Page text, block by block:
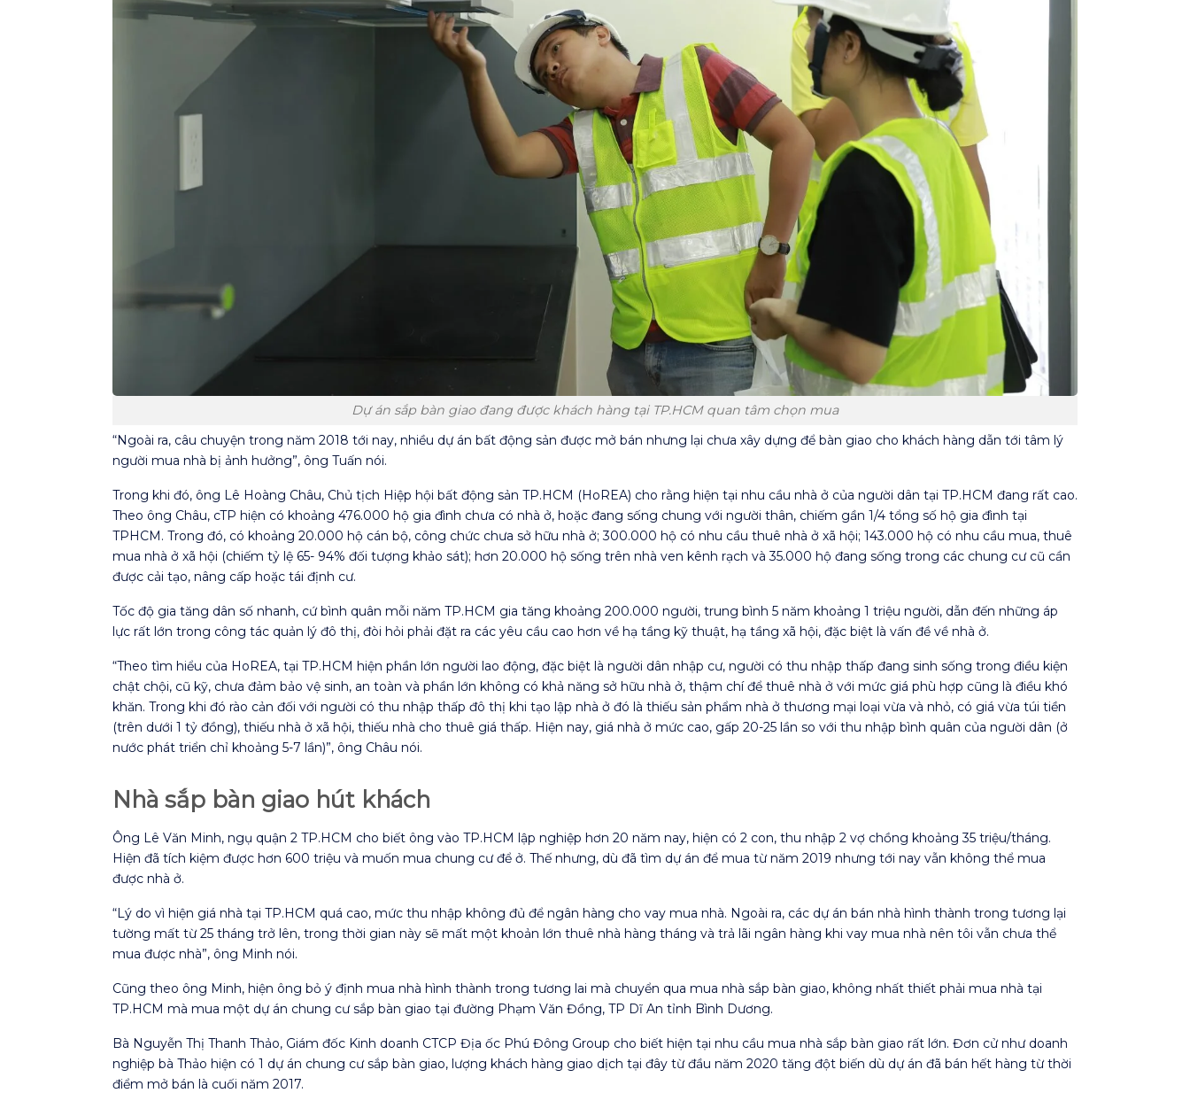
Dự án sắp bàn giao đang được khách hàng tại TP.HCM quan tâm chọn mua
“Ngoài ra, câu chuyện trong năm 2018 tới nay, nhiều dự án bất động sản được mở bán nhưng lại chưa xây dựng để bàn giao cho khách hàng dẫn tới tâm lý
người mua nhà bị ảnh hưởng”, ông Tuấn nói.
Trong khi đó, ông Lê Hoàng Châu, Chủ tịch Hiệp hội bất động sản TP.HCM (HoREA) cho rằng hiện tại nhu cầu nhà ở của người dân tại TP.HCM đang rất cao.
Theo ông Châu, cTP hiện có khoảng 476.000 hộ gia đình chưa có nhà ở, hoặc đang sống chung với người thân, chiếm gần 1/4 tổng số hộ gia đình tại
TPHCM. Trong đó, có khoảng 20.000 hộ cán bộ, công chức chưa sở hữu nhà ở; 300.000 hộ có nhu cầu thuê nhà ở xã hội; 143.000 hộ có nhu cầu mua, thuê
mua nhà ở xã hội (chiếm tỷ lệ 65- 94% đối tượng khảo sát); hơn 20.000 hộ sống trên nhà ven kênh rạch và 35.000 hộ đang sống trong các chung cư cũ cần
được cải tạo, nâng cấp hoặc tái định cư.
Tốc độ gia tăng dân số nhanh, cứ bình quân mỗi năm TP.HCM gia tăng khoảng 200.000 người, trung bình 5 năm khoảng 1 triệu người, dẫn đến những áp
lực rất lớn trong công tác quản lý đô thị, đòi hỏi phải đặt ra các yêu cầu cao hơn về hạ tầng kỹ thuật, hạ tầng xã hội, đặc biệt là vấn đề về nhà ở.
“Theo tìm hiểu của HoREA, tại TP.HCM hiện phần lớn người lao động, đặc biệt là người dân nhập cư, người có thu nhập thấp đang sinh sống trong điều kiện
chật chội, cũ kỹ, chưa đảm bảo vệ sinh, an toàn và phần lớn không có khả năng sở hữu nhà ở, thậm chí để thuê nhà ở với mức giá phù hợp cũng là điều khó
khăn. Trong khi đó rào cản đối với người có thu nhập thấp đô thị khi tạo lập nhà ở đó là thiếu sản phẩm nhà ở thương mại loại vừa và nhỏ, có giá vừa túi tiền
(trên dưới 1 tỷ đồng), thiếu nhà ở xã hội, thiếu nhà cho thuê giá thấp. Hiện nay, giá nhà ở mức cao, gấp 20-25 lần so với thu nhập bình quân của người dân (ở
nước phát triển chỉ khoảng 5-7 lần)”, ông Châu nói.
Nhà sắp bàn giao hút khách
Ông Lê Văn Minh, ngụ quận 2 TP.HCM cho biết ông vào TP.HCM lập nghiệp hơn 20 năm nay, hiện có 2 con, thu nhập 2 vợ chồng khoảng 35 triệu/tháng.
Hiện đã tích kiệm được hơn 600 triệu và muốn mua chung cư để ở. Thế nhưng, dù đã tìm dự án để mua từ năm 2019 nhưng tới nay vẫn không thể mua
được nhà ở.
“Lý do vì hiện giá nhà tại TP.HCM quá cao, mức thu nhập không đủ để ngân hàng cho vay mua nhà. Ngoài ra, các dự án bán nhà hình thành trong tương lại
tường mất từ 25 tháng trở lên, trong thời gian này sẽ mất một khoản lớn thuê nhà hàng tháng và trả lãi ngân hàng khi vay mua nhà nên tôi vẫn chưa thể
mua được nhà”, ông Minh nói.
Cũng theo ông Minh, hiện ông bỏ ý định mua nhà hình thành trong tương lai mà chuyển qua mua nhà sắp bàn giao, không nhất thiết phải mua nhà tại
TP.HCM mà mua một dự án chung cư sắp bàn giao tại đường Phạm Văn Đồng, TP Dĩ An tỉnh Bình Dương.
Bà Nguyễn Thị Thanh Thảo, Giám đốc Kinh doanh CTCP Địa ốc Phú Đông Group cho biết hiện tại nhu cầu mua nhà sắp bàn giao rất lớn. Đơn cử như doanh
nghiệp bà Thảo hiện có 1 dự án chung cư sắp bàn giao, lượng khách hàng giao dịch tại đây từ đầu năm 2020 tăng đột biến dù dự án đã bán hết hàng từ thời
điểm mở bán là cuối năm 2017.